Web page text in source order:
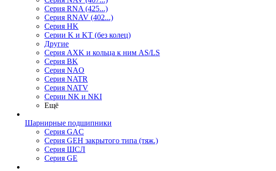
Серия RNA (425...)
Серия RNAV (402...)
Серия HK
Серии K и KT (без колец)
Другие
Серия AXK и кольца к ним AS/LS
Серия BK
Серия NAO
Серия NATR
Серия NATV
Серии NK и NKI
Ещё
Шарнирные подшипники
Серия GAC
Серия GEH закрытого типа (тяж.)
Серия ШСЛ
Серия GE